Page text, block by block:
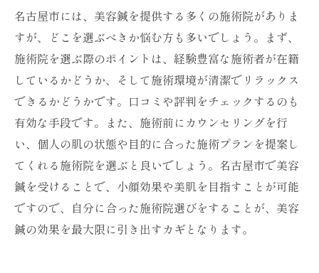
名古屋市には、美容鍼を提供する多くの施術院がありま
すが、どこを選ぶべきか悩む方も多いでしょう。まず、
施術院を選ぶ際のポイントは、経験豊富な施術者が在籍
しているかどうか、そして施術環境が清潔でリラックス
できるかどうかです。口コミや評判をチェックするのも
有効な手段です。また、施術前にカウンセリングを行
い、個人の肌の状態や目的に合った施術プランを提案し
てくれる施術院を選ぶと良いでしょう。名古屋市で美容
鍼を受けることで、小顔効果や美肌を目指すことが可能
ですので、自分に合った施術院選びをすることが、美容
鍼の効果を最大限に引き出すカギとなります。